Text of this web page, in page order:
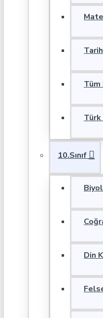
Tarih
Türk
10.Sınıf
Din